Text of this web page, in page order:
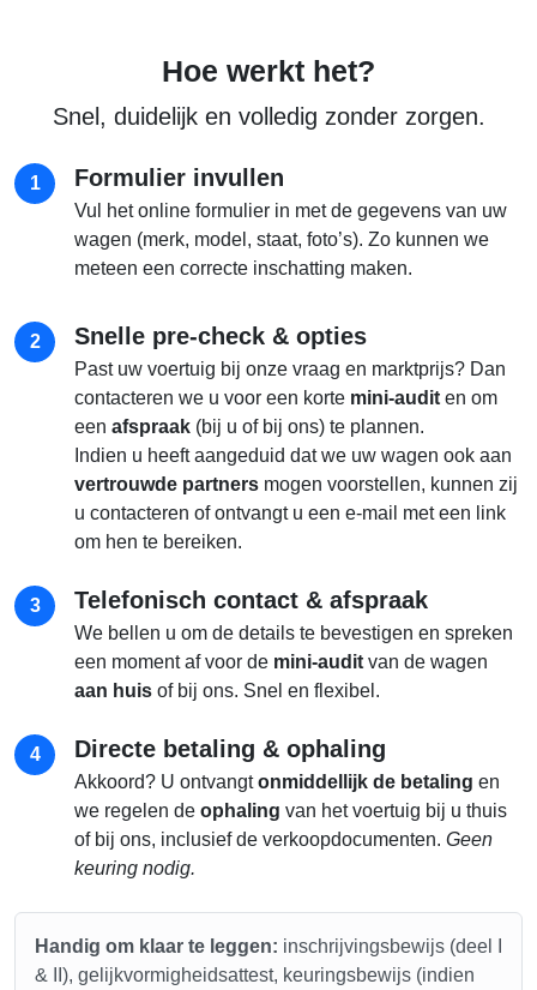
Hoe werkt het?
Snel, duidelijk en volledig zonder zorgen.
1 Formulier invullen
Vul het online formulier in met de gegevens van uw
wagen (merk, model, staat, foto’s). Zo kunnen we
meteen een correcte inschatting maken.
2 Snelle pre-check & opties
Past uw voertuig bij onze vraag en marktprijs? Dan
contacteren we u voor een korte mini-audit en om
een afspraak (bij u of bij ons) te plannen.
Indien u heeft aangeduid dat we uw wagen ook aan
vertrouwde partners mogen voorstellen, kunnen zij
u contacteren of ontvangt u een e-mail met een link
om hen te bereiken.
3 Telefonisch contact & afspraak
We bellen u om de details te bevestigen en spreken
een moment af voor de mini-audit van de wagen
aan huis of bij ons. Snel en flexibel.
4 Directe betaling & ophaling
Akkoord? U ontvangtonmiddellijk de betaling en
we regelen de ophaling van het voertuig bij u thuis
of bij ons, inclusief de verkoopdocumenten. Geen
keuring nodig.
Handig om klaar te leggen: inschrijvingsbewijs (deel I
& II), gelijkvormigheidsattest, keuringsbewijs (indien